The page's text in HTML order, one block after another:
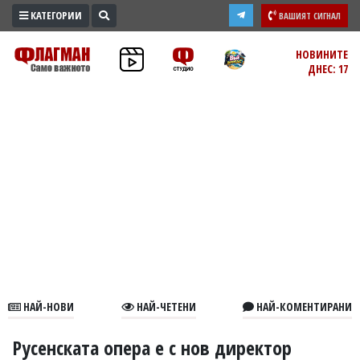
ПРОМО
ЗОНА
В
КАТЕГОРИИ ВАШИЯТ СИГНАЛ
НОВИНИТЕ
ДНЕС: 17
НАЙ-НОВИ НАЙ-ЧЕТЕНИ НАЙ-КОМЕНТИРАНИ
Русенската опера е с нов директор